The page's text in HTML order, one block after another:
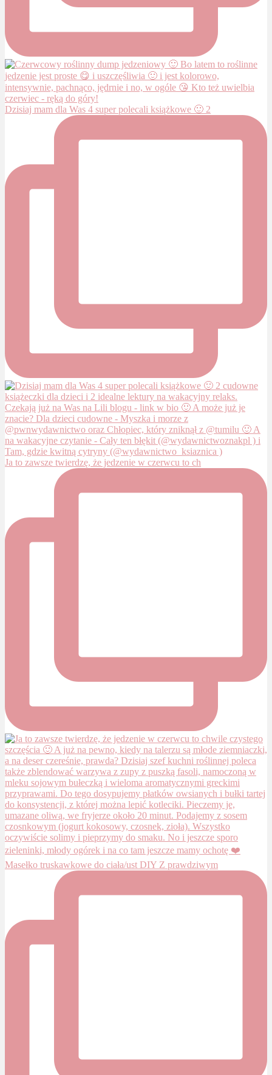
Dzisiaj mam dla Was 4 super polecali książkowe 🙂 2
Ja to zawsze twierdzę, że jedzenie w czerwcu to ch
Masełko truskawkowe do ciała/ust DIY Z prawdziwym